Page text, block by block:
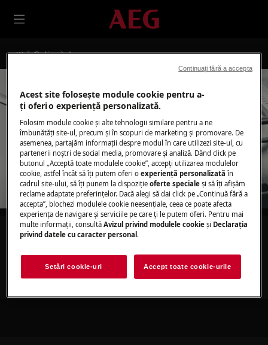
Gatire Aragaze
Suport pentru Aragaze
Caută printre articolele noastre de suport
Acest site folosește module cookie pentru a-
ţi oferi o experienţă personalizată.
Folosim module cookie și alte tehnologii similare pentru a ne
îmbunătăţi site-ul, precum și în scopuri de marketing și promovare. De
asemenea, partajăm informaţii despre modul în care utilizezi site-ul, cu
partenerii noștri de social media, promovare și analiză. Dând click pe
butonul „Acceptă toate modulele cookie”, accepţi utilizarea modulelor
cookie, astfel încât să îţi putem oferi oexperienţă personalizată în
cadrul site-ului, să îţi punem la dispoziţieoferte speciale și să îţi afișăm
reclame adaptate preferinţelor. Dacă alegi să dai click pe „Continuă fără a
accepta”, blochezi modulele cookie neesenţiale, ceea ce poate afecta
experienţa de navigare și serviciile pe care ţi le putem oferi. Pentru mai
multe informaţii, consultăAvizul privind modulele cookie și Declaraţia
privind datele cu caracter personal .
Setări cookie-uri Accept toate cookie-urile
Continuați fără a accepta